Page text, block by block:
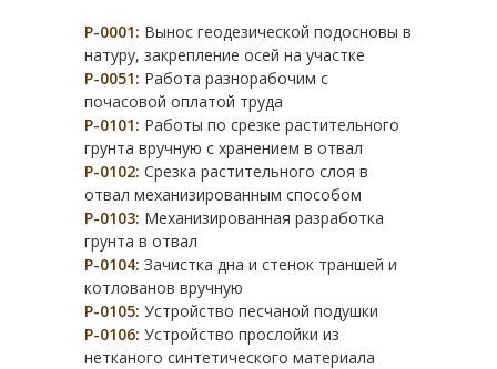
Р-0001: Вынос геодезической подосновы в
натуру, закрепление осей на участке
Р-0051: Работа разнорабочим с
почасовой оплатой труда
Р-0101: Работы по срезке растительного
грунта вручную с хранением в отвал
Р-0102: Срезка растительного слоя в
отвал механизированным способом
Р-0103: Механизированная разработка
грунта в отвал
Р-0104: Зачистка дна и стенок траншей и
котлованов вручную
Р-0105: Устройство песчаной подушки
Р-0106: Устройство прослойки из
нетканого синтетического материала